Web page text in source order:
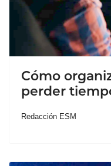
Cómo
perder
Redacción ESM